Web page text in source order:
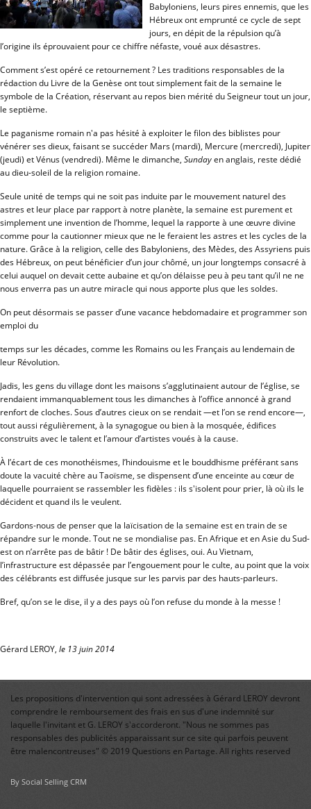
Babyloniens, leurs pires ennemis, que les
Hébreux ont emprunté ce cycle de sept
jours, en dépit de la répulsion qu’à
l’origine ils éprouvaient pour ce chiffre néfaste, voué aux désastres.
Comment s’est opéré ce retournement ? Les traditions responsables de la
rédaction du Livre de la Genèse ont tout simplement fait de la semaine le
symbole de la Création, réservant au repos bien mérité du Seigneur tout un jour,
le septième.
Le paganisme romain n'a pas hésité à exploiter le filon des biblistes pour
vénérer ses dieux, faisant se succéder Mars (mardi), Mercure (mercredi), Jupiter
(jeudi) et Vénus (vendredi). Même le dimanche, Sundayen anglais, reste dédié
au dieu-soleil de la religion romaine.
Seule unité de temps qui ne soit pas induite par le mouvement naturel des
astres et leur place par rapport à notre planète, la semaine est purement et
simplement une invention de l’homme, lequel la rapporte à une œuvre divine
comme pour la cautionner mieux que ne le feraient les astres et les cycles de la
nature. Grâce à la religion, celle des Babyloniens, des Mèdes, des Assyriens puis
des Hébreux, on peut bénéficier d’un jour chômé, un jour longtemps consacré à
celui auquel on devait cette aubaine et qu’on délaisse peu à peu tant qu’il ne ne
nous enverra pas un autre miracle qui nous apporte plus que les soldes.
On peut désormais se passer d’une vacance hebdomadaire et programmer son
emploi du
temps sur les décades, comme les Romains ou les Français au lendemain de
leur Révolution.
Jadis, les gens du village dont les maisons s’agglutinaient autour de l’église, se
rendaient immanquablement tous les dimanches à l’office annoncé à grand
renfort de cloches. Sous d’autres cieux on se rendait —et l’on se rend encore—,
tout aussi régulièrement, à la synagogue ou bien à la mosquée, édifices
construits avec le talent et l’amour d’artistes voués à la cause.
À l’écart de ces monothéismes, l’hindouisme et le bouddhisme préférant sans
doute la vacuité chère au Taoïsme, se dispensent d’une enceinte au cœur de
laquelle pourraient se rassembler les fidèles : ils s'isolent pour prier, là où ils le
décident et quand ils le veulent.
Gardons-nous de penser que la laïcisation de la semaine est en train de se
répandre sur le monde. Tout ne se mondialise pas. En Afrique et en Asie du Sud-
est on n’arrête pas de bâtir ! De bâtir des églises, oui. Au Vietnam,
l’infrastructure est dépassée par l’engouement pour le culte, au point que la voix
des célébrants est diffusée jusque sur les parvis par des hauts-parleurs.
Bref, qu’on se le dise, il y a des pays où l’on refuse du monde à la messe !
Gérard LEROY, le 13 juin 2014
Les propositions d'intervention qui sont adressées à Gérard LEROY devront
comprendre le remboursement des frais en sus d'une indemnité sur
laquelle l'invitant et G. LEROY s'accorderont. "Nous ne sommes pas
responsables des publicités apparaissant sur ce site qui parfois peuvent
être malencontreuses" © 2019 Questions en Partage. All rights reserved
By Social Selling CRM